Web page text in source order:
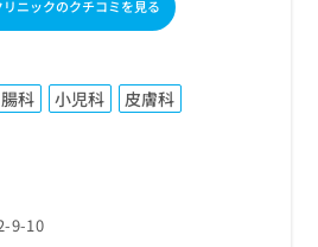
リニックのクチコミを見る
科 小児科
皮膚科
9-10